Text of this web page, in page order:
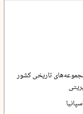
تاریخی کشور